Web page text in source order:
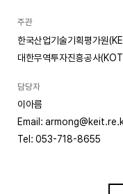
주관
한국산업기술기획평가원
대한무역투자진흥공사
담당자
이아름
Email:
Tel: 053-718-8655